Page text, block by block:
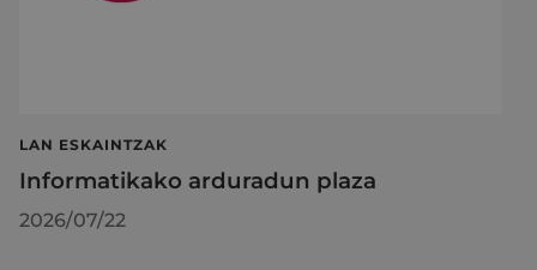
LAN ESKAINTZAK
Informatikako arduradun plaza
2026/07/22